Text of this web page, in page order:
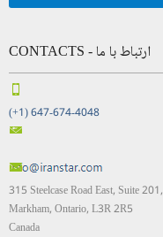
CONTACTS - ارتباط با ما
(+1) 647-674-4048
315 Steelcase Road East, Suite 201,
Markham, Ontario, L3R 2R5
Canada